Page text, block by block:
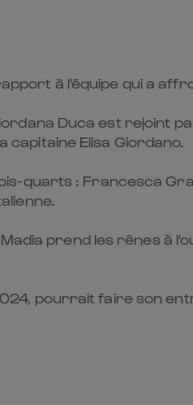
à l'équipe qui a
Duca est rejoint
Elisa Giordano.
quarts : Francesca
prend les rênes à
pourrait faire son